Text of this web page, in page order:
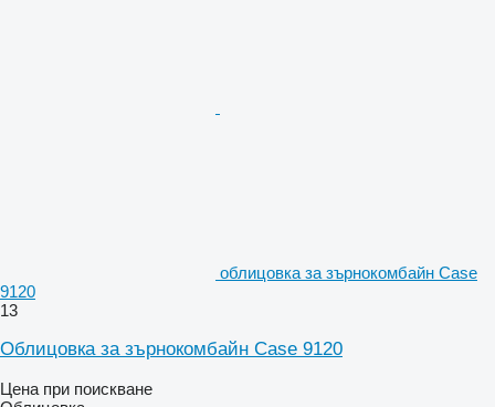
облицовка за зърнокомбайн Case
9120
13
Облицовка за зърнокомбайн Case 9120
Цена при поискване